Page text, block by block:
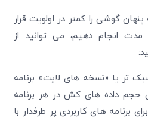
گوشی را کمتر در اولویت قرار
انجام دهیم، می ‌توانید از
تر یا «نسخه‌ های لایت» برنامه
حجم داده‌ های کش در هر برنامه
برنامه های کاربردی پر طرفدار با